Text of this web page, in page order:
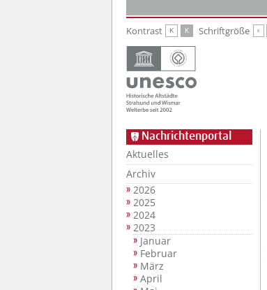
Kontrast K K Schriftgröße K
Nachrichtenportal
Aktuelles
Archiv
2026
2025
2024
2023
Januar
Februar
März
April